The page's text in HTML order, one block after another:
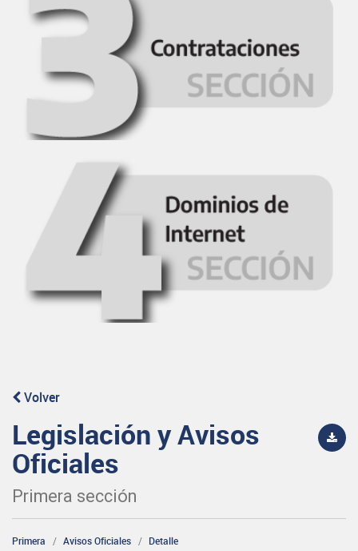
Volver
Legislación y Avisos
Oficiales
Primera sección
Primera Avisos Oficiales Detalle